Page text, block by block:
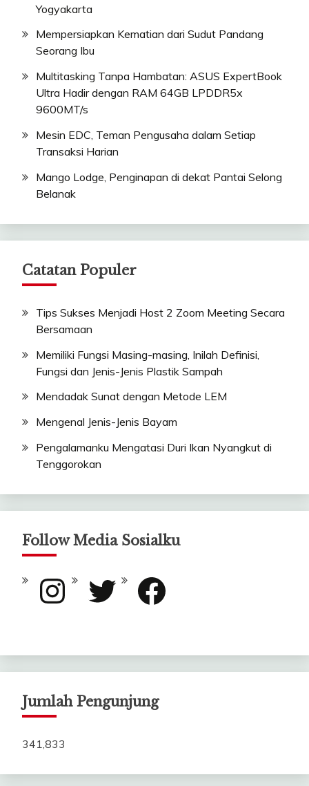
Yogyakarta
Mempersiapkan Kematian dari Sudut Pandang
Seorang Ibu
Multitasking Tanpa Hambatan: ASUS ExpertBook
Ultra Hadir dengan RAM 64GB LPDDR5x
9600MT/s
Mesin EDC, Teman Pengusaha dalam Setiap
Transaksi Harian
Mango Lodge, Penginapan di dekat Pantai Selong
Belanak
Catatan Populer
Tips Sukses Menjadi Host 2 Zoom Meeting Secara
Bersamaan
Memiliki Fungsi Masing-masing, Inilah Definisi,
Fungsi dan Jenis-Jenis Plastik Sampah
Mendadak Sunat dengan Metode LEM
Mengenal Jenis-Jenis Bayam
Pengalamanku Mengatasi Duri Ikan Nyangkut di
Tenggorokan
Follow Media Sosialku
Instagram Twitter Facebook
Jumlah Pengunjung
341,833